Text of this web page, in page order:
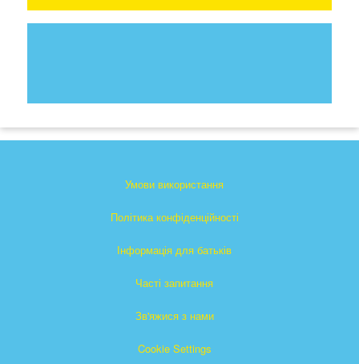
Умови використання
Політика конфіденційності
Інформація для батьків
Часті запитання
Зв'яжися з нами
Cookie Settings